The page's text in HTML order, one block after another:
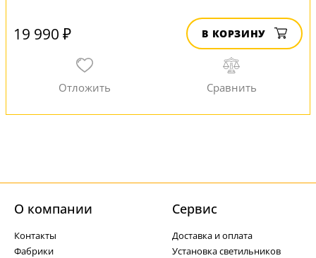
19 990 ₽ В КОРЗИНУ
О компании
Контакты
Фабрики
Cервис
Доставка и оплата
Установка светильников